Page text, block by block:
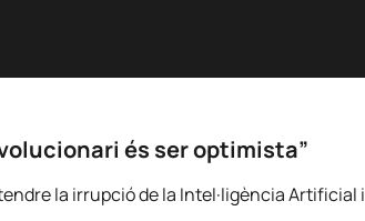
és ser optimista”
la irrupció de la Intel·ligència